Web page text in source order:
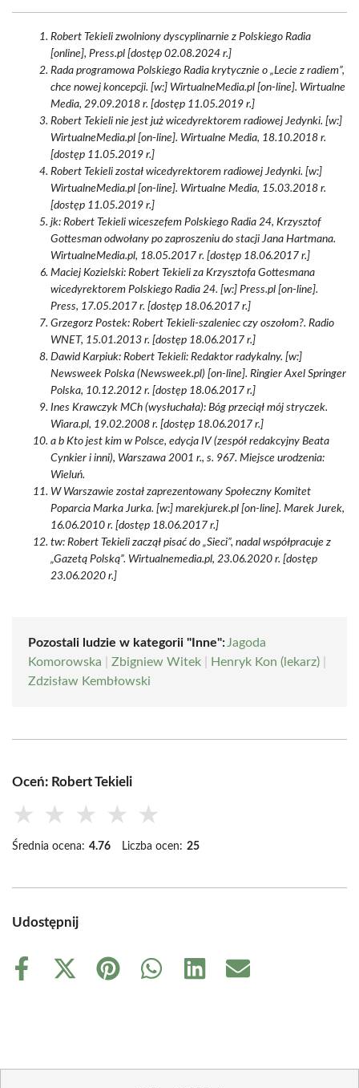
Robert Tekieli zwolniony dyscyplinarnie z Polskiego Radia
[online], Press.pl [dostęp 02.08.2024 r.]
Rada programowa Polskiego Radia krytycznie o „Lecie z radiem”,
chce nowej koncepcji. [w:] WirtualneMedia.pl [on-line]. Wirtualne
Media, 29.09.2018 r. [dostęp 11.05.2019 r.]
Robert Tekieli nie jest już wicedyrektorem radiowej Jedynki. [w:]
WirtualneMedia.pl [on-line]. Wirtualne Media, 18.10.2018 r.
[dostęp 11.05.2019 r.]
Robert Tekieli został wicedyrektorem radiowej Jedynki. [w:]
WirtualneMedia.pl [on-line]. Wirtualne Media, 15.03.2018 r.
[dostęp 11.05.2019 r.]
jk: Robert Tekieli wiceszefem Polskiego Radia 24, Krzysztof
Gottesman odwołany po zaproszeniu do stacji Jana Hartmana.
WirtualneMedia.pl, 18.05.2017 r. [dostęp 18.06.2017 r.]
Maciej Kozielski: Robert Tekieli za Krzysztofa Gottesmana
wicedyrektorem Polskiego Radia 24. [w:] Press.pl [on-line].
Press, 17.05.2017 r. [dostęp 18.06.2017 r.]
Grzegorz Postek: Robert Tekieli-szaleniec czy oszołom?. Radio
WNET, 15.01.2013 r. [dostęp 18.06.2017 r.]
Dawid Karpiuk: Robert Tekieli: Redaktor radykalny. [w:]
Newsweek Polska (Newsweek.pl) [on-line]. Ringier Axel Springer
Polska, 10.12.2012 r. [dostęp 18.06.2017 r.]
Ines Krawczyk MCh (wysłuchała): Bóg przeciął mój stryczek.
Wiara.pl, 19.02.2008 r. [dostęp 18.06.2017 r.]
a b Kto jest kim w Polsce, edycja IV (zespół redakcyjny Beata
Cynkier i inni), Warszawa 2001 r., s. 967. Miejsce urodzenia:
Wieluń.
W Warszawie został zaprezentowany Społeczny Komitet
Poparcia Marka Jurka. [w:] marekjurek.pl [on-line]. Marek Jurek,
16.06.2010 r. [dostęp 18.06.2017 r.]
tw: Robert Tekieli zaczął pisać do „Sieci”, nadal współpracuje z
„Gazetą Polską”. Wirtualnemedia.pl, 23.06.2020 r. [dostęp
23.06.2020 r.]
Pozostali ludzie w kategorii "Inne": Jagoda
Komorowska
Zbigniew Witek Henryk Kon (lekarz)
Zdzisław Kembłowski
Oceń: Robert Tekieli
★ ★ ★ ★ ★
Średnia ocena: 4.76 Liczba ocen: 25
Udostępnij
Share
Share
Share
Share
Share
Share